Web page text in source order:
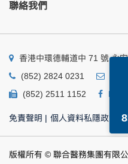
聯絡我們
香港中環德輔道中 71 號 永
(852) 2824 0231
(852) 2511 1152
免責聲明 | 個人資料私隱政策 |
版權所有 © 聯合醫務集團有限